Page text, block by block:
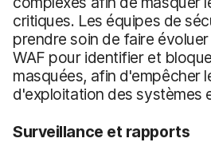
critiques. Les équipes de
prendre soin de faire
WAF pour identifier et
masquées, afin d'empêcher
d'exploitation des systèmes
Surveillance et rapports